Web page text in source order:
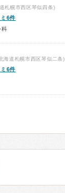
札幌市西区琴似四条)
6件
科
海道札幌市西区琴似二条)
6件